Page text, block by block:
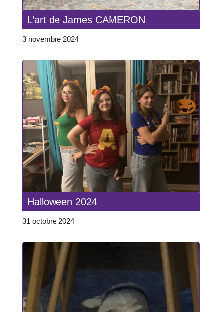
L’art de James CAMERON
3 novembre 2024
Halloween 2024
31 octobre 2024